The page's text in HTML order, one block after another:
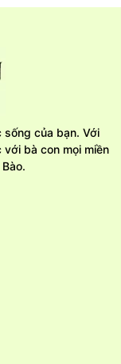
sống của bạn. Với
bà con mọi miền